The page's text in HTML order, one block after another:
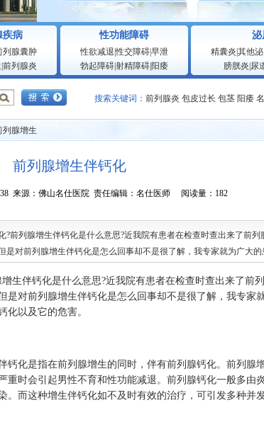
疾病
列腺囊肿
前列腺炎
性功能障碍
性欲减退 性交障碍|早泄
勃起障碍|射精障碍| 阳痿
泌
精囊炎 其他
膀胱炎 尿
搜索关键词： 前列腺炎 包皮过长 包茎 阳痿
列腺增生
前列腺增生伴钙化
来源：佛山名仕医院 责任编辑：名仕医师 阅读量：182
列腺增生伴钙化是什么意思?近我院有患者在检查时查出来了前列
是对前列腺增生伴钙化是怎么回事却不是很了解，我专家就为广大的
伴钙化是什么意思?近我院有患者在检查时查出来了前
是对前列腺增生伴钙化是怎么回事却不是很了解，我专家
化以及它的危害。
化是指在前列腺增生的同时，伴有前列腺钙化。前列腺
重时会引起男性不育和性功能减退。前列腺钙化一般多由
。而这种增生伴钙化如不及时有效的治疗，可引发多种并